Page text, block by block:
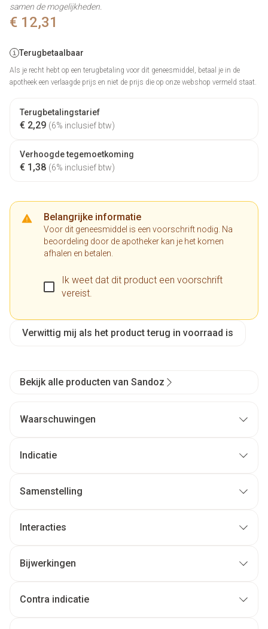
€ 12,31
Terugbetaalbaar
Als je recht hebt op een terugbetaling voor dit geneesmiddel, betaal je in de
apotheek een verlaagde prijs en niet de prijs die op onze webshop vermeld staat.
Terugbetalingstarief
€ 2,29 (6% inclusief btw)
Verhoogde tegemoetkoming
€ 1,38 (6% inclusief btw)
Belangrijke informatie
Voor dit geneesmiddel is een voorschrift nodig. Na
beoordeling door de apotheker kan je het komen
afhalen en betalen.
Ik weet dat dit product een voorschrift
vereist.
Verwittig mij als het product terug in voorraad is
samen de mogelijkheden.
Bekijk alle producten van Sandoz
Waarschuwingen
Indicatie
Samenstelling
Interacties
Bijwerkingen
Contra indicatie